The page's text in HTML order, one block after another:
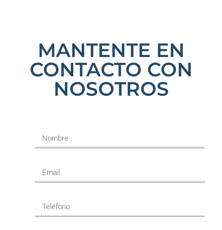
MANTENTE EN
CONTACTO CON
NOSOTROS